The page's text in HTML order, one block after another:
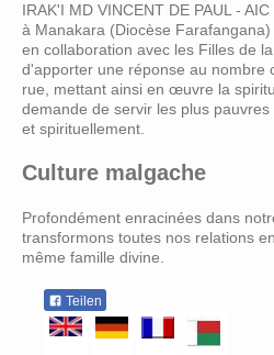
IRAK'I MD VINCENT DE PAUL -
à Manakara (Diocèse
en collaboration avec les Filles de
d'apporter une réponse au nombre
rue, mettant ainsi en œuvre la
demande de servir les plus
et spirituellement.
Culture malgache
Profondément enracinées dans
transformons toutes nos relations
même famille divine.
Teilen